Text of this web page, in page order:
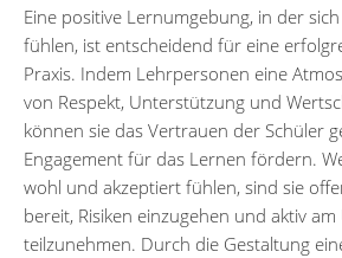
Eine positive Lernumgebung, in der
fühlen, ist entscheidend für eine
Praxis. Indem Lehrpersonen eine
von Respekt, Unterstützung und
können sie das Vertrauen der Schüler
Engagement für das Lernen fördern.
wohl und akzeptiert fühlen, sind sie
bereit, Risiken einzugehen und aktiv
teilzunehmen. Durch die Gestaltung